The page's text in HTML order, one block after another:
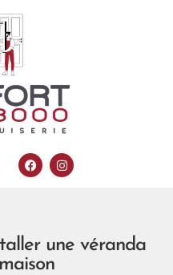
une véranda